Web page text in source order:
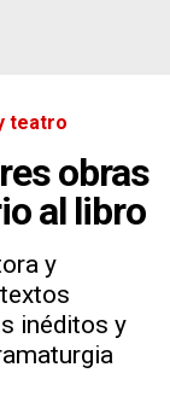
teatro
obras
al libro
y
inéditos y